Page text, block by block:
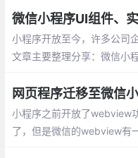
示非常多
小程序开放至今，许多公司
文章主要整理分享：微信小
网页程序迁移至微信
小程序之前开放了webview
了，但是微信的webview有